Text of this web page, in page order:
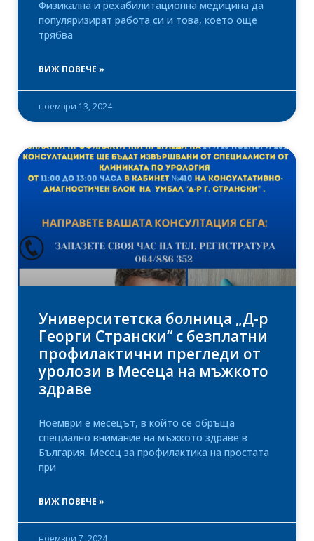
Физикална и рехабилитационна медицина да
популяризират работа си и това, което още
трябва
ВИЖ ПОВЕЧЕ »
ноември 13, 2024
Университетска болница „Д-р
Георги Странски“ с безплатни
профилактични прегледи от
уролози в Месеца на мъжкото
здраве
Ноември е месецът, в който се обръща
специално внимание на мъжкото здраве в
България. Месец за профилактика на простата
при
ВИЖ ПОВЕЧЕ »
ноември 7, 2024